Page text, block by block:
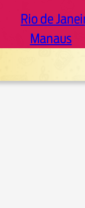
Rio de
Manaus